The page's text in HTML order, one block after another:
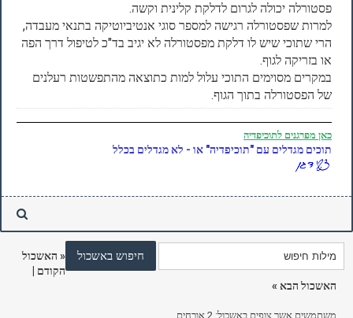
פסטורלה יכולה לגרום לדלקת קלינית וקשה.
למרות שפסטורלה רגישה למספר סוגי אנטיביוטיקה בתנאי מעבדה,
הרי שתוכי שיש לו דלקת מפסטורלה לא יגיב בד"כ לטיפול דרך הפה
או בזריקה לגוף.
במקרים מסוימים התוכי עלול למות כתוצאה מהתפשטות רעלנים
של הפסטורלה בתוך הגוף.
כאן מפרגנים לתוכיפדיה
תוכים מגדלים עם "תוכיפדיה" או - לא מגדלים בכלל
« האשכול
הקודם
האשכול הבא »
משתמשים אשר צופים באשכול: 2 אורחים